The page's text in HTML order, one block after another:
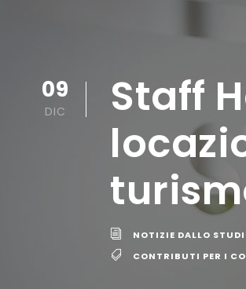
09
DIC
Staff
NOTIZIE DALLO
CONTRIBUTI PER I